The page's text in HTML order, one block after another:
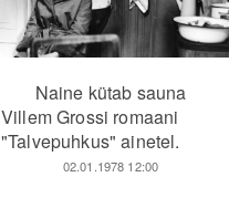
Naine kütab sauna
Villem Grossi romaani
"Talvepuhkus" ainetel.
02.01.1978 12:00